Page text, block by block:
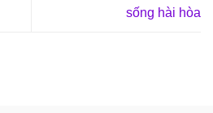
sống hài hòa